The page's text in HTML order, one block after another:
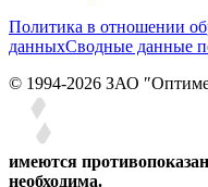
Политика в отношении
данныхСводные данные
© 1994-2026 ЗАО
имеются
необходима.